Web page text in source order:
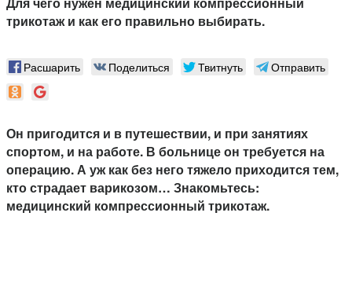
трикотаж и как его правильно выбирать.
Расшарить Поделиться Твитнуть Отправить
Он пригодится и в путешествии, и при занятиях
спортом, и на работе. В больнице он требуется на
операцию. А уж как без него тяжело приходится тем,
кто страдает варикозом… Знакомьтесь:
медицинский компрессионный трикотаж.